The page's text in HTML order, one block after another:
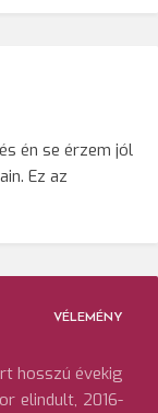
én se érzem jól
Ez az
VÉLEMÉNY
hosszú évekig
elindult, 2016-